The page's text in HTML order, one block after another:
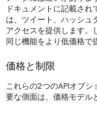
ドキュメントに記載さ
は、ツイート、ハッシュ
アクセスを提供します。
同じ機能をより低価格で
価格と制限
これらの2つのAPIオプ
要な側面は、価格モデル